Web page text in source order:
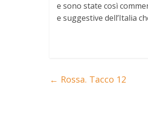
e sono state così
e suggestive dell’Italia
← Rossa. Tacco 12